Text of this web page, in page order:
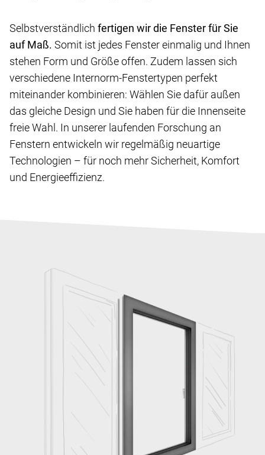
Selbstverständlich fertigen wir die Fenster für Sie
auf Maß. Somit ist jedes Fenster einmalig und Ihnen
stehen Form und Größe offen. Zudem lassen sich
verschiedene Internorm-Fenstertypen perfekt
miteinander kombinieren: Wählen Sie dafür außen
das gleiche Design und Sie haben für die Innenseite
freie Wahl. In unserer laufenden Forschung an
Fenstern entwickeln wir regelmäßig neuartige
Technologien – für noch mehr Sicherheit, Komfort
und Energieeffizienz.